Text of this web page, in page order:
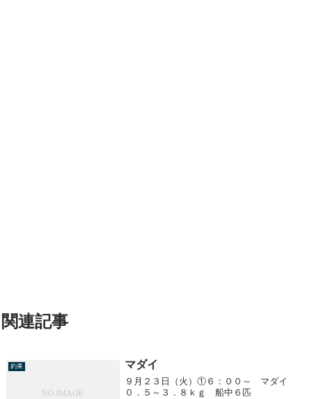
関連記事
釣果 マダイ
９月２３日（火）①６：００～ マダイ
０．５～３．８ｋｇ 船中６匹